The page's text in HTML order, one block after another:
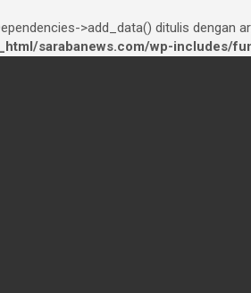
>add_data() ditulis dengan
sarabanews.com/wp-includes/